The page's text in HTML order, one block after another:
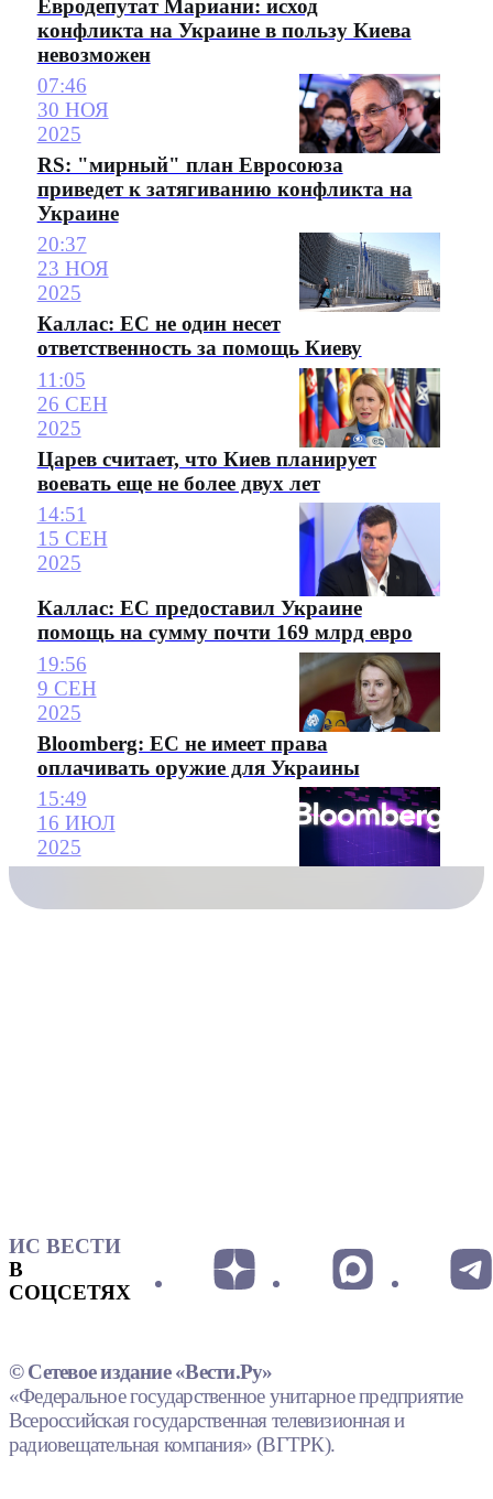
Евродепутат Мариани: исход
конфликта на Украине в пользу Киева
невозможен
07:46
30 НОЯ
2025
RS: "мирный" план Евросоюза
приведет к затягиванию конфликта на
Украине
20:37
23 НОЯ
2025
Каллас: ЕС не один несет
ответственность за помощь Киеву
11:05
26 СЕН
2025
Царев считает, что Киев планирует
воевать еще не более двух лет
14:51
15 СЕН
2025
Каллас: ЕС предоставил Украине
помощь на сумму почти 169 млрд евро
19:56
9 СЕН
2025
Bloomberg: ЕС не имеет права
оплачивать оружие для Украины
15:49
16 ИЮЛ
2025
ИС ВЕСТИ
В
СОЦСЕТЯХ
© Сетевое издание «Вести.Ру»
«Федеральное государственное унитарное предприятие
Всероссийская государственная телевизионная и
радиовещательная компания» (ВГТРК).